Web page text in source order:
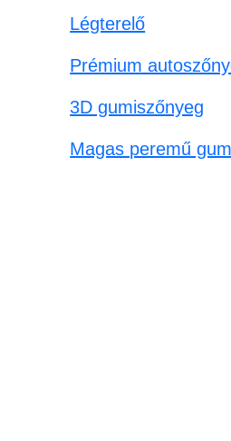
Légterelő
Prémium
3D gumiszőnyeg
Magas peremű